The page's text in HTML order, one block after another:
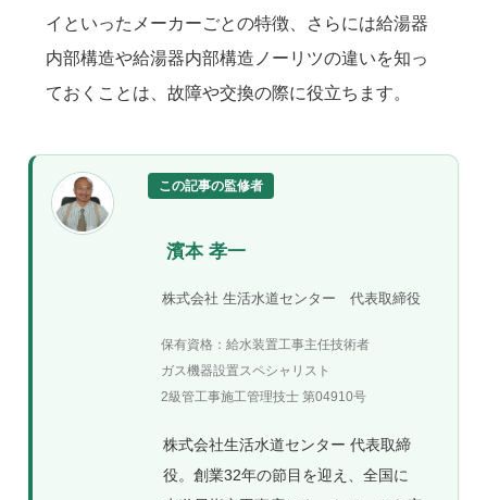
イといったメーカーごとの特徴、さらには給湯器
内部構造や給湯器内部構造ノーリツの違いを知っ
ておくことは、故障や交換の際に役立ちます。
この記事の監修者
濱本 孝一
株式会社 生活水道センター 代表取締役
保有資格：給水装置工事主任技術者
ガス機器設置スペシャリスト
2級管工事施工管理技士 第04910号
株式会社生活水道センター 代表取締
役。創業32年の節目を迎え、全国に